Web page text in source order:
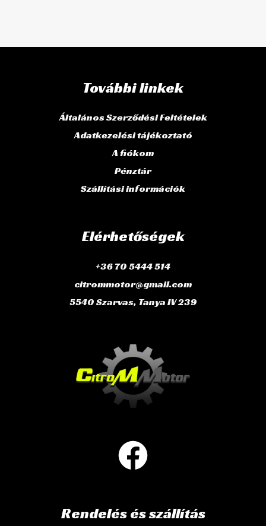
További linkek
Általános Szerződési Feltételek
Adatkezelési tájékoztató
A fiókom
Pénztár
Szállítási információk
Elérhetőségek
+36 70 5444 514
citrommotor@gmail.com
5540 Szarvas, Tanya IV 239
Rendelés és szállítás